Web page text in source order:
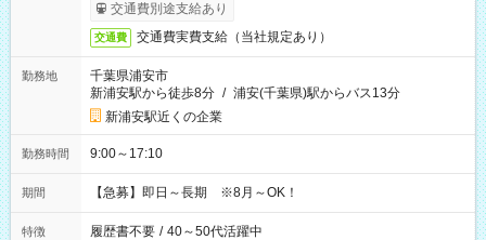
交通費別途支給あり
交通費 交通費実費支給（当社規定あり）
勤務地
千葉県浦安市
新浦安駅から徒歩8分 / 浦安(千葉県)駅からバス13分
新浦安駅近くの企業
勤務時間 9:00～17:10
期間 【急募】即日～長期 ※8月～OK！
特徴 履歴書不要 / 40～50代活躍中